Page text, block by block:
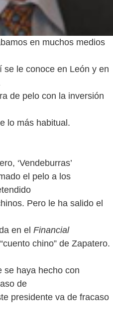
en muchos medios
le conoce en León y en
de pelo con la inversión
lo más habitual.
‘Vendeburras’
el pelo a los
Pero le ha salido el
en el Financial
chino” de Zapatero.
se haya hecho con
de
presidente va de fracaso